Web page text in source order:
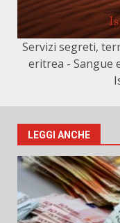
Servizi segreti,
eritrea - Sangue
LEGGI ANCHE